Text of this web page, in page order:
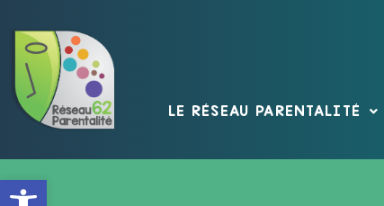
Ouvrir la barre d’outils
LE RÉSEAU PARENTALITÉ